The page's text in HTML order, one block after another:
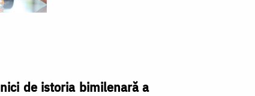
de istoria bimilenară a